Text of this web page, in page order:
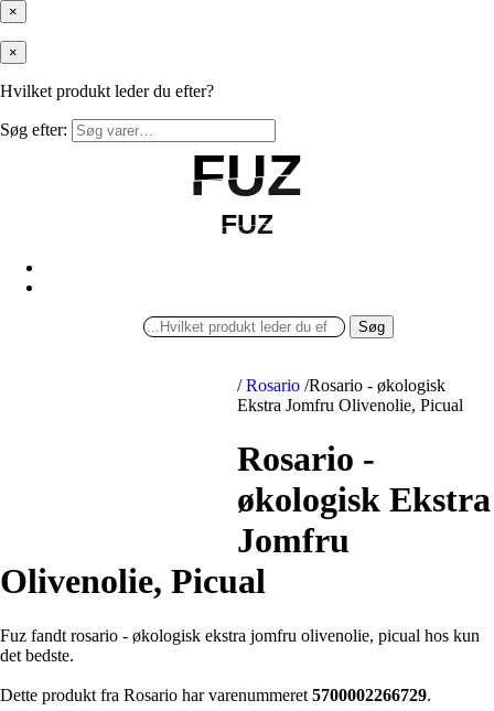
×
×
Hvilket produkt leder du efter?
Søg efter:
FUZ
FUZ
FUZ
FUZ
Søg
/ Rosario /Rosario - økologisk
Ekstra Jomfru Olivenolie, Picual
Rosario -
økologisk Ekstra
Jomfru
Olivenolie, Picual
Fuz fandt rosario - økologisk ekstra jomfru olivenolie, picual hos kun
det bedste.
Dette produkt fra Rosario har varenummeret 5700002266729.